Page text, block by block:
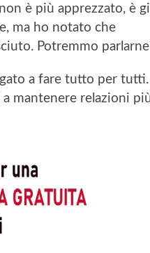
è più apprezzato, è
ma ho notato che
Potremmo
a fare tutto per
mantenere relazioni